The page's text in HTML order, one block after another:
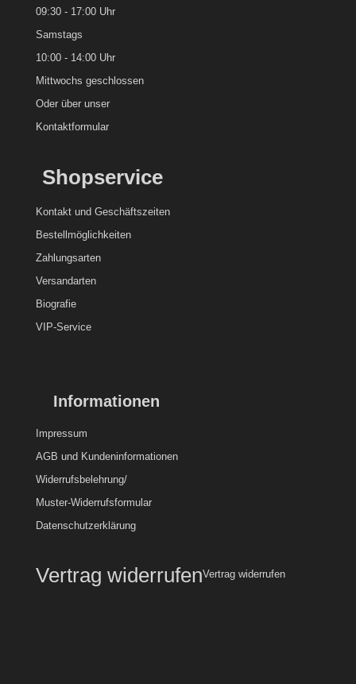
09:30 - 17:00 Uhr
Samstags
10:00 - 14:00 Uhr
Mittwochs geschlossen
Oder über unser
Kontaktformular
Shopservice
Kontakt und Geschäftszeiten
Bestellmöglichkeiten
Zahlungsarten
Versandarten
Biografie
VIP-Service
Informationen
Impressum
AGB und Kundeninformationen
Widerrufsbelehrung/
Muster-Widerrufsformular
Datenschutzerklärung
Vertrag widerrufenVertrag widerrufen